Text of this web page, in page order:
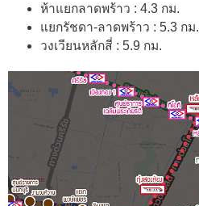
ห้าแยกลาดพร้าว : 4.3 กม.
แยกรัชดา-ลาดพร้าว : 5.3 กม.
วงเวียนหลักสี่ : 5.9 กม.